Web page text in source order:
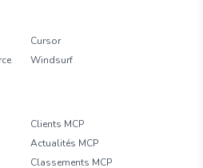
Cursor
Windsurf
Clients MCP
Actualités MCP
Classements MCP